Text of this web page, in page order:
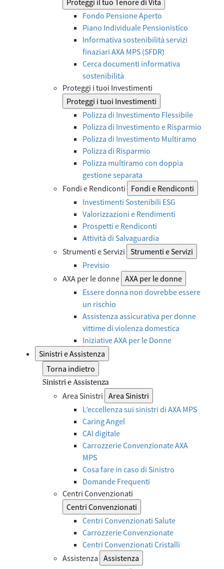
Fondo Pensione Aperto
Piano Individuale Pensionistico
Informativa sostenibilità servizi
finaziari AXA MPS (SFDR)
Cerca documenti informativa
sostenibilità
Proteggi i tuoi Investimenti
Proteggi i tuoi Investimenti
Polizza di Investimento Flessibile
Polizza di Investimento e Risparmio
Polizza di Investimento Multiramo
Polizza di Risparmio
Polizza multiramo con doppia
gestione separata
Fondi e Rendiconti
Fondi e Rendiconti
Investimenti Sostenibili ESG
Valorizzazioni e Rendimenti
Prospetti e Rendiconti
Attività di Salvaguardia
Strumenti e Servizi Strumenti e Servizi
Previsio
AXA per le donne AXA per le donne
Essere donna non dovrebbe essere
un rischio
Assistenza assicurativa per donne
vittime di violenza domestica
Iniziative AXA per le Donne
Sinistri e Assistenza
Torna indietro
Sinistri e Assistenza
Area Sinistri Area Sinistri
L’eccellenza sui sinistri di AXA MPS
Caring Angel
CAI digitale
Carrozzerie Convenzionate AXA
MPS
Cosa fare in caso di Sinistro
Domande Frequenti
Centri Convenzionati
Centri Convenzionati
Centri Convenzionati Salute
Carrozzerie Convenzionate
Centri Convenzionati Cristalli
Assistenza Assistenza